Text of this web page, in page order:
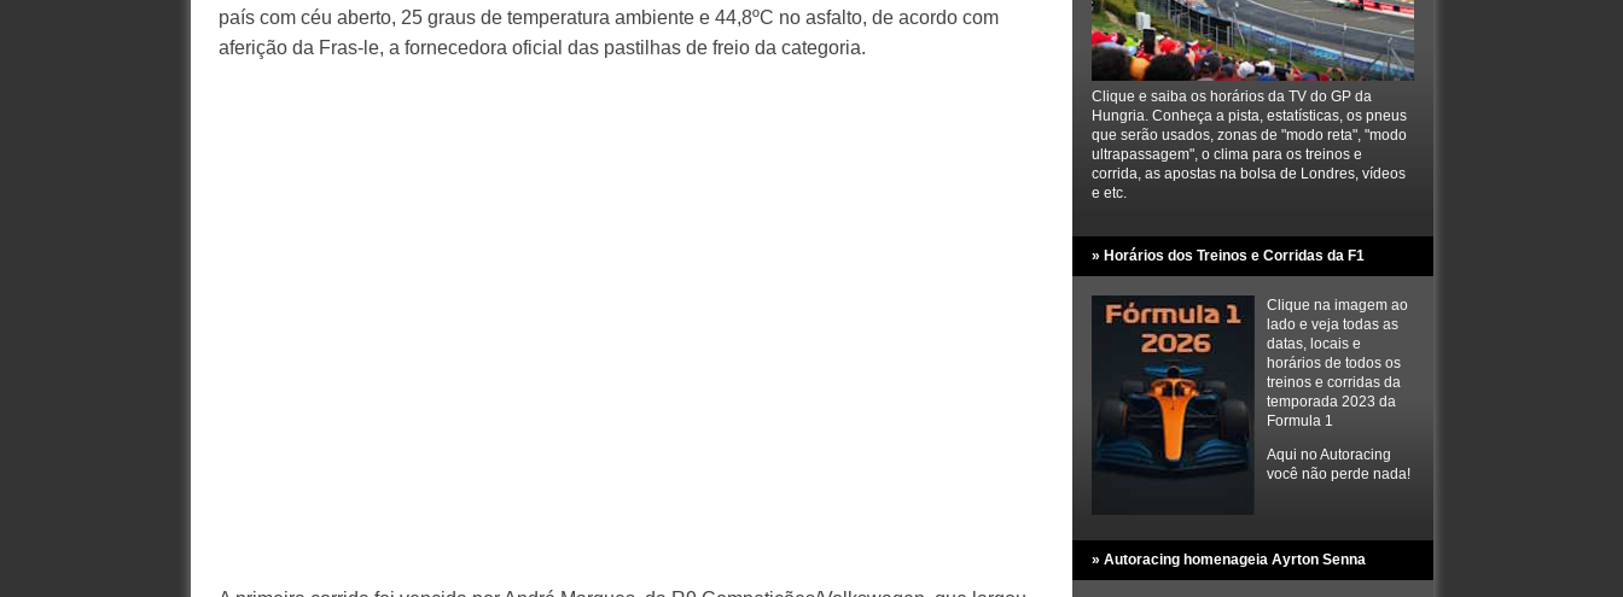
país com céu aberto, 25 graus de temperatura ambiente e 44,8ºC no asfalto, de acordo com
aferição da Fras-le, a fornecedora oficial das pastilhas de freio da categoria.
Clique e saiba os horários da TV do GP da
Hungria. Conheça a pista, estatísticas, os pneus
que serão usados, zonas de "modo reta", "modo
ultrapassagem", o clima para os treinos e
corrida, as apostas na bolsa de Londres, vídeos
e etc.
» Horários dos Treinos e Corridas da F1
Clique na imagem ao
lado e veja todas as
datas, locais e
horários de todos os
treinos e corridas da
temporada 2023 da
Formula 1
Aqui no Autoracing
você não perde nada!
» Autoracing homenageia Ayrton Senna